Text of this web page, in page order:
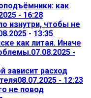
как
- 16:28
изнутри, чтобы не
- 13:35
как литая. Иначе
07.08.2025 -
зависит расход
08.07.2025 - 12:23
не повод